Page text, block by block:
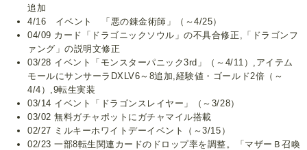
追加
4/16 イベント 「悪の錬金術師」（～4/25）
04/09 カード「ドラゴニックソウル」の不具合修正,「ドラゴンフ
ァング」の説明文修正
03/28 イベント「モンスターパニック3rd」（～4/11）,アイテム
モールにサンサーラDXLV6～8追加,経験値・ゴールド2倍（～
4/4）,9転生実装
03/14 イベント「ドラゴンスレイヤー」（～3/28）
03/02 無料ガチャポットにガチャマイル搭載
02/27 ミルキーホワイトデーイベント（～3/15）
02/23 一部8転生関連カードのドロップ率を調整。「マザーＢ召喚